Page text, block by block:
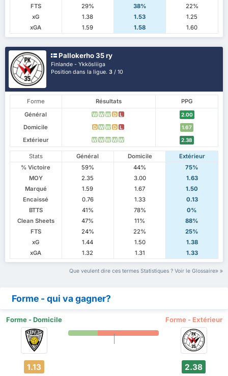
FTS
29% 38%
22%
xG
1.38 1.53
1.25
xGA
1.59 1.58 1.60
Pallokerho 35 ry
Finlande - Ykkösliiga
Position dans la ligue.3 / 10
Forme Résultats
PPG
Général
W W W D L 2.00
Domicile D W W D L 1.67
Extérieur W W W W W 2.38
Stats Général Domicile
Extérieur
% Victoire
59% 44%
75%
MOY
2.35 3.00
1.63
Marqué
1.59 1.67
1.50
Encaissé
0.76 1.33
0.13
BTTS
41% 78%
0%
Clean Sheets
47% 11%
88%
FTS
24% 22%
25%
xG
1.44 1.50
1.38
xGA
1.32 1.31 1.33
Que veulent dire ces termes Statistiques ? Voir le Glossaire
Forme - qui va gagner?
Forme - Domicile Forme - Extérieur
1.13 2.38